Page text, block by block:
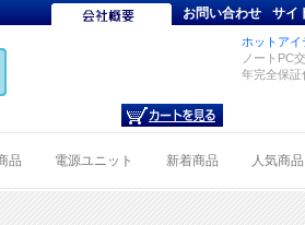
お問い合わせ サイ
ホットアイ
ノートPC
年完全保証
品 電源ユニット 新着商品 人気商品